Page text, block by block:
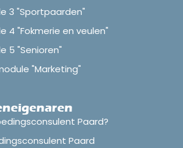
3 "Sportpaarden"
4 "Fokmerie en veulen"
5 "Senioren"
"Marketing"
Paard?
Paard